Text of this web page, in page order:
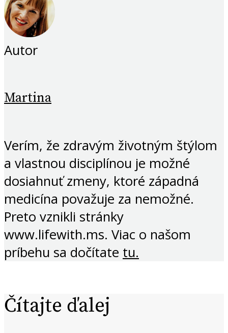
Autor
Martina
Verím, že zdravým životným štýlom
a vlastnou disciplínou je možné
dosiahnuť zmeny, ktoré západná
medicína považuje za nemožné.
Preto vznikli stránky
www.lifewith.ms. Viac o našom
príbehu sa dočítate tu.
Čítajte ďalej